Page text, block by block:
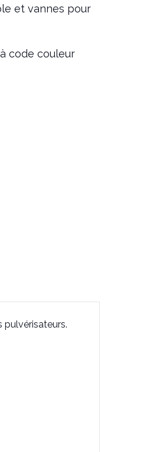
et vannes pour
code couleur